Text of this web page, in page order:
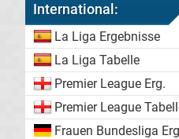
International:
La Liga Ergebnisse
La Liga Tabelle
Premier League Erg.
Premier League
Frauen Bundesliga